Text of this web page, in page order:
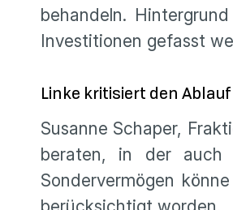
behandeln.
Investitionen gefasst
Linke kritisiert den Ablauf
Susanne Schaper,
beraten, in der auch
Sondervermögen